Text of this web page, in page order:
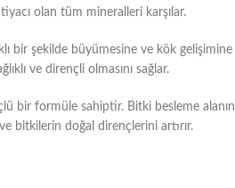
olan tüm mineralleri karşılar.
bir şekilde büyümesine ve kök gelişimine
ve dirençli olmasını sağlar.
bir formüle sahiptir. Bitki besleme
bitkilerin doğal dirençlerini artırır.